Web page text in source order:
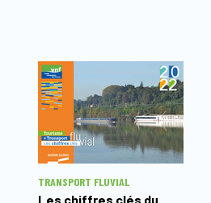
TRANSPORT FLUVIAL
Les chiffres clés du